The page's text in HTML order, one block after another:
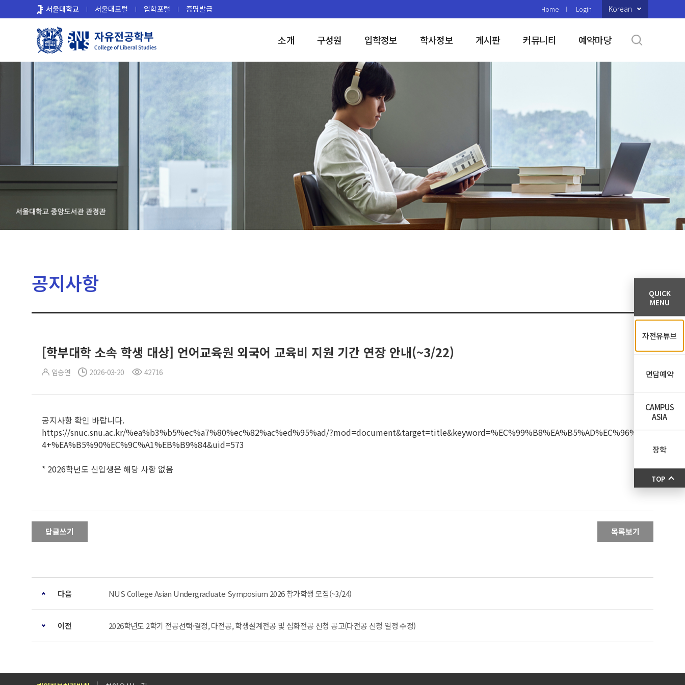
로
서울대학교 서울대포털 입학포털 증명발급 Home Login Korean
소개 구성원 입학정보 학사정보 게시판 커뮤니티 예약마당
공지사항
[학부대학 소속 학생 대상] 언어교육원 외국어 교육비 지원 기간 연장 안내(~3/22)
임승연 2026-03-20 42716
공지사항 확인 바랍니다.
https://snuc.snu.ac.kr/%ea%b3%b5%ec%a7%80%ec%82%ac%ed%95%ad/?mod=document&target=title&keyword=%EC%99%B8%EA%B5%AD%EC%96%B
4+%EA%B5%90%EC%9C%A1%EB%B9%84&uid=573
* 2026학년도 신입생은 해당 사항 없음
답글쓰기 목록보기
다음 NUS College Asian Undergraduate Symposium 2026 참가학생 모집(~3/24)
이전 2026학년도 2학기 전공선택·결정, 다전공, 학생설계전공 및 심화전공 신청 공고(다전공 신청 일정 수정)
QUICK
MENU
자전유튜브
면담예약
CAMPUS
ASIA
장학
TOP